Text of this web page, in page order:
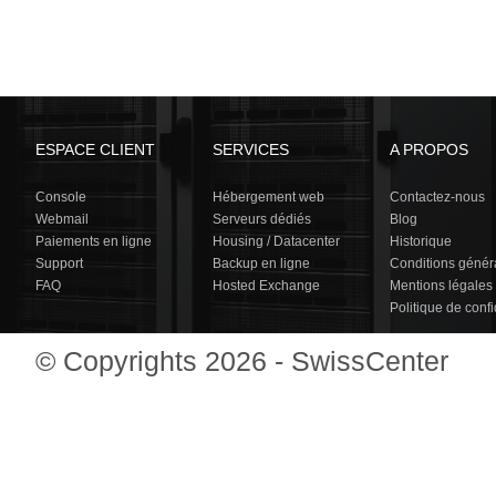
ESPACE CLIENT
Console
Webmail
Paiements en ligne
Support
FAQ
SERVICES
Hébergement web
Serveurs dédiés
Housing / Datacenter
Backup en ligne
Hosted Exchange
A PROPOS
Contactez-nous
Blog
Historique
Conditions
Mentions légales
Politique de
© Copyrights 2026 - SwissCenter